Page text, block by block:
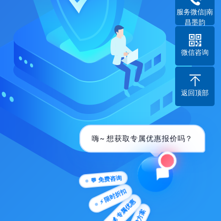
服务微信|南
昌墨韵
微信咨询
返回顶部
💰 专属优惠
⚡ 限时折扣
💬 免费咨询
嗨~ 想获取专属优惠报价吗？